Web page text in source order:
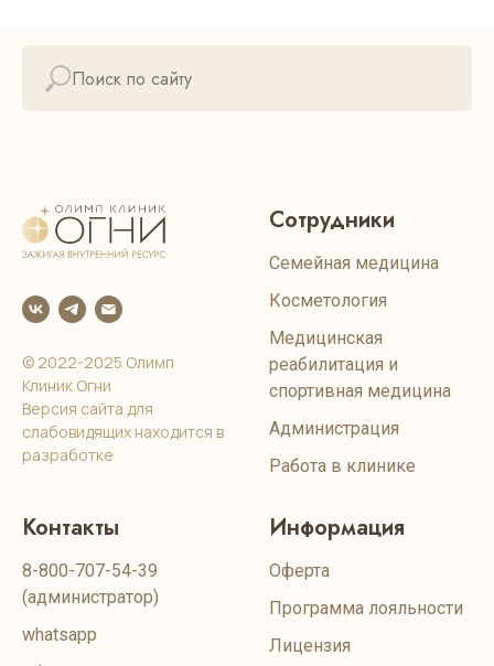
© 2022-2025 Олимп
Клиник Огни
Версия сайта для
слабовидящих находится в
разработке
Сотрудники
Семейная медицина
Косметология
Медицинская
реабилитация и
спортивная медицина
Администрация
Работа в клинике
Контакты
8-800-707-54-39
(администратор)
whatsapp
Информация
Оферта
Программа лояльности
Лицензия